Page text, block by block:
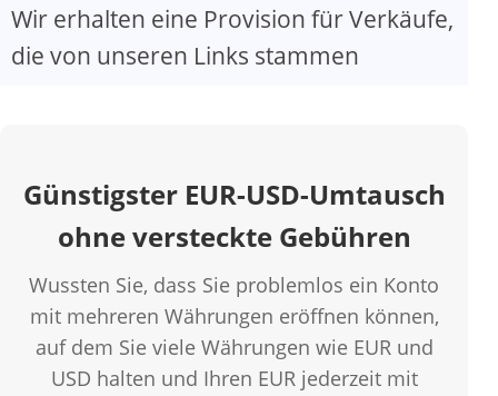
Wir erhalten eine Provision für Verkäufe,
die von unseren Links stammen
Günstigster EUR-USD-Umtausch
ohne versteckte Gebühren
Wussten Sie, dass Sie problemlos ein Konto
mit mehreren Währungen eröffnen können,
auf dem Sie viele Währungen wie EUR und
USD halten und Ihren EUR jederzeit mit